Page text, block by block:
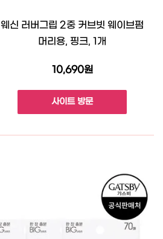
웨신 러버그립 2중 커브빗 웨이브펌
머리용, 핑크, 1개
10,690원
사이트 방문